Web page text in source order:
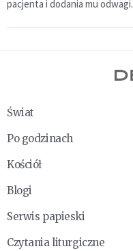
pacjenta i dodania mu odwagi.
Świat
Po godzinach
Kościół
Blogi
Serwis papieski
Czytania liturgiczne